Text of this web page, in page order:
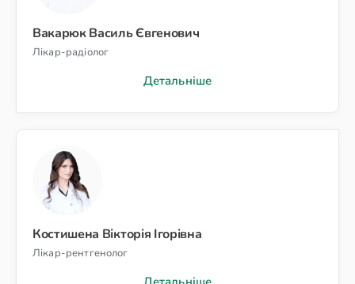
Вакарюк Василь Євгенович
Лікар-радіолог
Детальніше
Костишена Вікторія Ігорівна
Лікар-рентгенолог